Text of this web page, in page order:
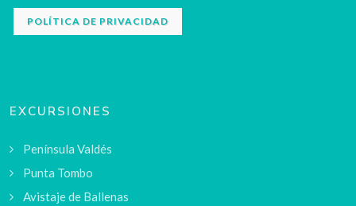
POLÍTICA DE PRIVACIDAD
EXCURSIONES
Península Valdés
Punta Tombo
Avistaje de Ballenas